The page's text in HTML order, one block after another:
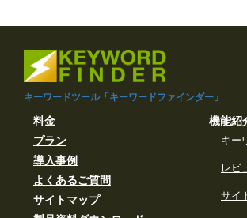
キーワードツール「キーワードファインダー」
料金
プラン
導入事例
よくあるご質問
サイトマップ
機能紹
キー
レビ
サイ